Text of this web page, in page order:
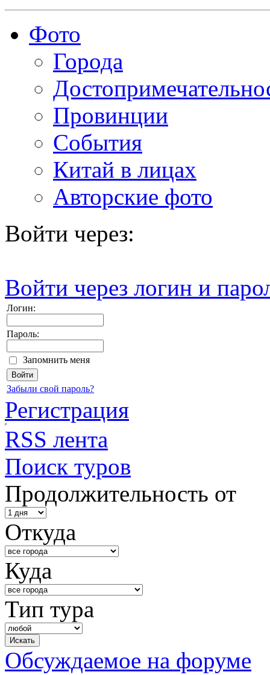
Фото
Города
Провинции
События
Китай в лицах
Авторские фото
Войти через:
Войти через логин и
Логин:
Пароль:
Запомнить меня
Забыли свой пароль?
Регистрация
RSS лента
Поиск туров
Продолжительность от
Откуда
Куда
Тип тура
Обсуждаемое на форуме